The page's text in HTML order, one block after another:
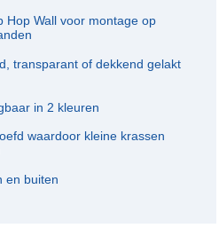
Hop Wall voor montage op
transparant of dekkend gelakt
in 2 kleuren
waardoor kleine krassen
en buiten